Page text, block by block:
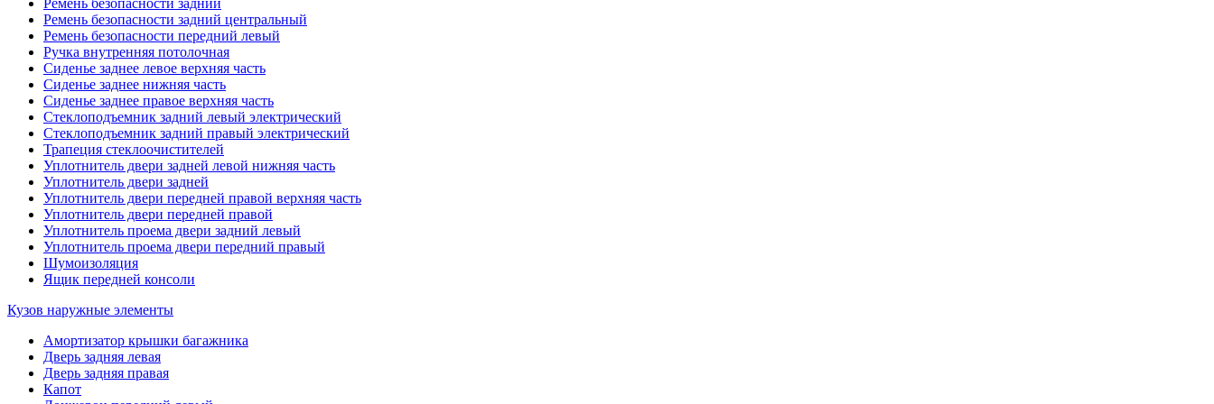
Ремень безопасности задний центральный
Ремень безопасности передний левый
Ручка внутренняя потолочная
Сиденье заднее левое верхняя часть
Сиденье заднее нижняя часть
Сиденье заднее правое верхняя часть
Стеклоподъемник задний левый электрический
Стеклоподъемник задний правый электрический
Трапеция стеклоочистителей
Уплотнитель двери задней левой нижняя часть
Уплотнитель двери задней
Уплотнитель двери передней правой верхняя часть
Уплотнитель двери передней правой
Уплотнитель проема двери задний левый
Уплотнитель проема двери передний правый
Шумоизоляция
Ящик передней консоли
Кузов наружные элементы
Амортизатор крышки багажника
Дверь задняя левая
Дверь задняя правая
Капот